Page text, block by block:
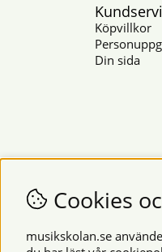
Köpvillkor
Din sida
Cookies
musikskolan.se